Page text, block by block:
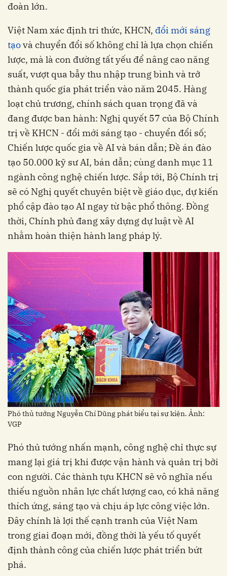
đoàn lớn.
Việt Nam xác định tri thức, KHCN, đổi mới sáng
tạovà chuyển đổi số không chỉ là lựa chọn chiến
lược, mà là con đường tất yếu để nâng cao năng
suất, vượt qua bẫy thu nhập trung bình và trở
thành quốc gia phát triển vào năm 2045. Hàng
loạt chủ trương, chính sách quan trọng đã và
đang được ban hành: Nghị quyết 57 của Bộ Chính
trị về KHCN - đổi mới sáng tạo - chuyển đổi số;
Chiến lược quốc gia về AI và bán dẫn; Đề án đào
tạo 50.000 kỹ sư AI, bán dẫn; cùng danh mục 11
ngành công nghệ chiến lược. Sắp tới, Bộ Chính trị
sẽ có Nghị quyết chuyên biệt về giáo dục, dự kiến
phổ cập đào tạo AI ngay từ bậc phổ thông. Đồng
thời, Chính phủ đang xây dựng dự luật về AI
nhằm hoàn thiện hành lang pháp lý.
Phó thủ tướng Nguyễn Chí Dũng phát biểu tại sự kiện. Ảnh:
VGP
Phó thủ tướng nhấn mạnh, công nghệ chỉ thực sự
mang lại giá trị khi được vận hành và quản trị bởi
con người. Các thành tựu KHCN sẽ vô nghĩa nếu
thiếu nguồn nhân lực chất lượng cao, có khả năng
thích ứng, sáng tạo và chịu áp lực công việc lớn.
Đây chính là lợi thế cạnh tranh của Việt Nam
trong giai đoạn mới, đồng thời là yếu tố quyết
định thành công của chiến lược phát triển bứt
phá.